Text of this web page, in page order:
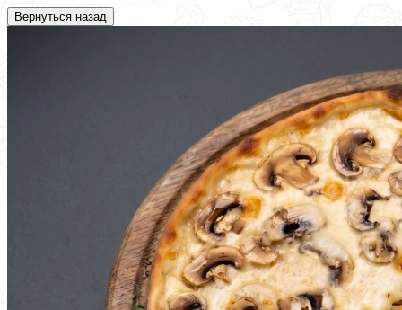
Вернуться назад